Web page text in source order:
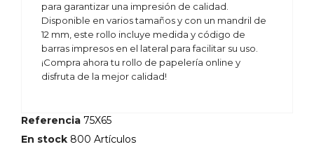
para garantizar una impresión de calidad.
Disponible en varios tamaños y con un mandril de
12 mm, este rollo incluye medida y código de
barras impresos en el lateral para facilitar su uso.
¡Compra ahora tu rollo de papelería online y
disfruta de la mejor calidad!
Referencia 75X65
En stock 800 Artículos